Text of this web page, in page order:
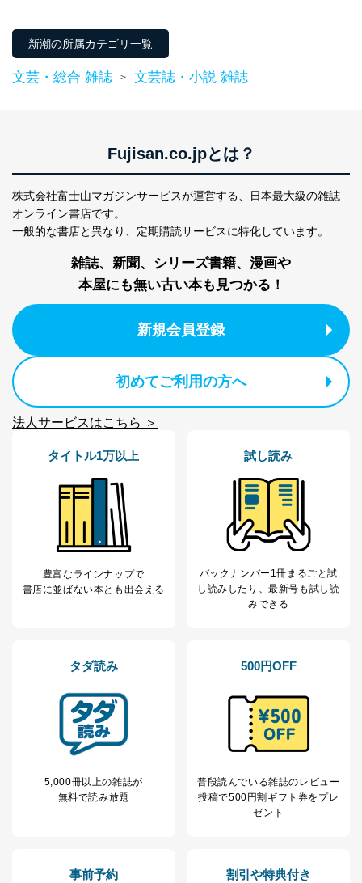
新潮の所属カテゴリ一覧
文芸・総合 雑誌 > 文芸誌・小説 雑誌
Fujisan.co.jpとは？
株式会社富士山マガジンサービスが運営する、
日本最大級の雑誌
オンライン書店です。
一般的な書店と異なり、 定期購読サービスに特化しています。
雑誌、新聞、シリーズ書籍、漫画や
本屋にも無い古い本も見つかる！
新規会員登録
初めてご利用の方へ
法人サービスはこちら ＞
タイトル1万以上
豊富なラインナップで
書店に並ばない本とも出会える
試し読み
バックナンバー1冊まるごと試
し読み したり、最新号も試し読
みできる
タダ読み
5,000冊以上の雑誌が
無料で読み放題
500円OFF
普段読んでいる雑誌のレビュー
投稿で500円割ギフト券をプレ
ゼント
事前予約 割引や特典付き